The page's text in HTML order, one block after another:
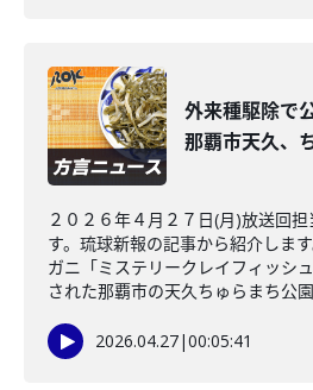
外来種駆除で
那覇市天久、
２０２６年４月２７日(月)放送回
す。琉球新報の記事から紹介しま
ガニ「ミステリークレイフィッシ
された那覇市の天久ちゅらまち公
2026.04.27|00:05:41